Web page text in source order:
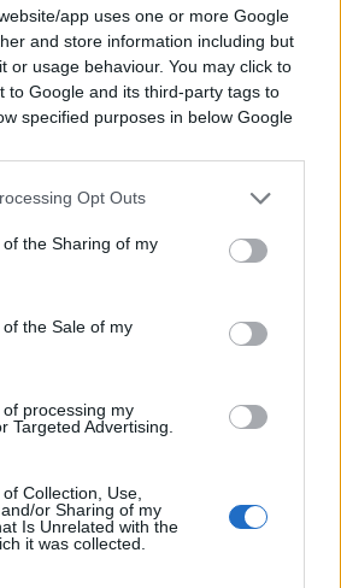
app uses one or more Google
and store information including but
or usage behaviour. You may click to
to Google and its third-party tags to
specified purposes in below Google
Opt Outs
the Sharing of my
the Sale of my
processing my
Targeted Advertising.
Collection, Use,
or Sharing of my
Is Unrelated with the
it was collected.
legge che vogliono la sanità
da noi c’è già. Quando si
eliminare ogni sostegno a
il governo di centrodestra
nuovi contratti
il pogrom del 7 Ottobre.
DSA
comunisti? Per ora no, ma
Per ora no, perché comunque
americana, in un
liberale e decentrato, molto
proporre quel che si può
gli attuali rapporti
fare,